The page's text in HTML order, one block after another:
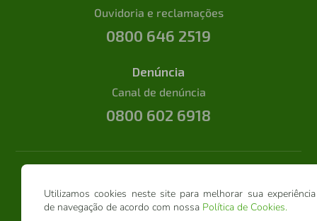
Utilizamos cookies neste site para melhorar sua experiência
de navegação de acordo com nossa Política de Cookies.
Ouvidoria e reclamações
0800 646 2519
Denúncia
Canal de denúncia
0800 602 6918